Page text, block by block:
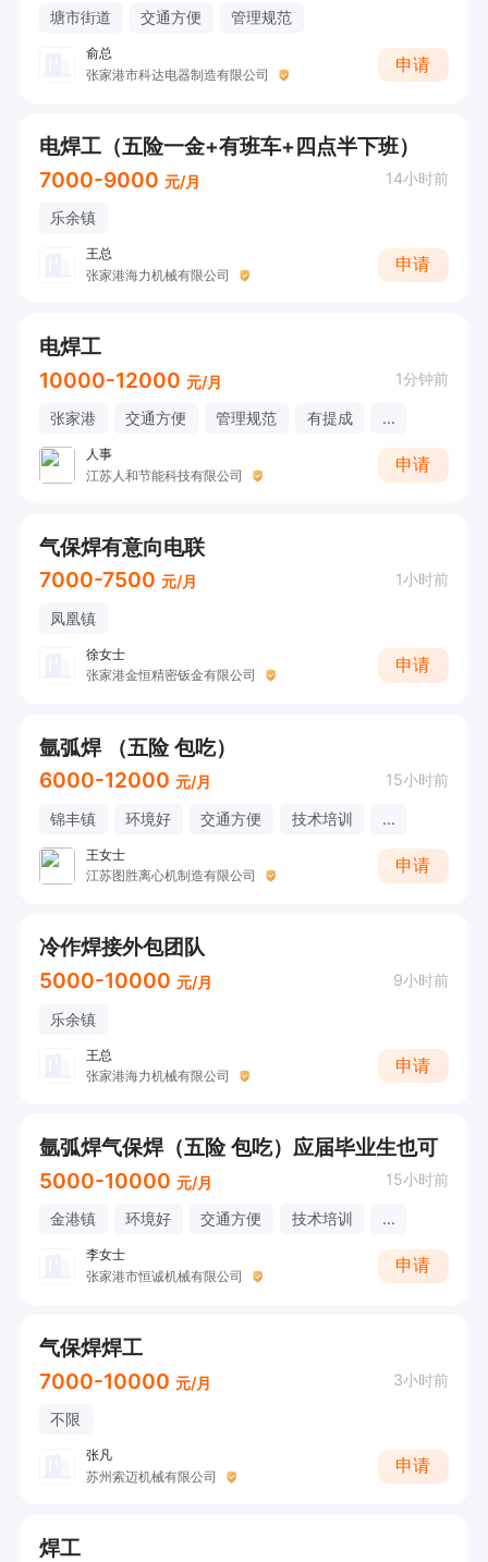
塘市街道 交通方便 管理规范
俞总
张家港市科达电器制造有限公司
申请
电焊工（五险一金+有班车+四点半下班）
7000-9000 元/月 14小时前
乐余镇
王总
张家港海力机械有限公司
申请
电焊工
10000-12000 元/月 1分钟前
张家港 交通方便 管理规范 有提成 ...
人事
江苏人和节能科技有限公司
申请
气保焊有意向电联
7000-7500 元/月 1小时前
凤凰镇
徐女士
张家港金恒精密钣金有限公司
申请
氩弧焊 （五险 包吃）
6000-12000 元/月 15小时前
锦丰镇 环境好 交通方便 技术培训 ...
王女士
江苏图胜离心机制造有限公司
申请
冷作焊接外包团队
5000-10000 元/月 9小时前
乐余镇
王总
张家港海力机械有限公司
申请
氩弧焊气保焊（五险 包吃）应届毕业生也可
5000-10000 元/月 15小时前
金港镇 环境好 交通方便 技术培训 ...
李女士
张家港市恒诚机械有限公司
申请
气保焊焊工
7000-10000 元/月 3小时前
不限
张凡
苏州索迈机械有限公司
申请
焊工